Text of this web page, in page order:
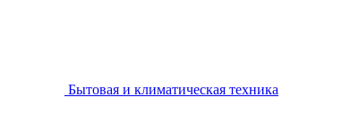
Бытовая и климатическая техника